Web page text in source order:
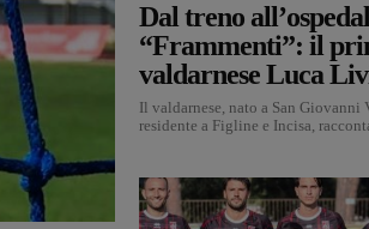
Dal treno
“Frammenti”: il
valdarnese Luca
Il valdarnese, nato a San Giovanni
residente a Figline e Incisa,